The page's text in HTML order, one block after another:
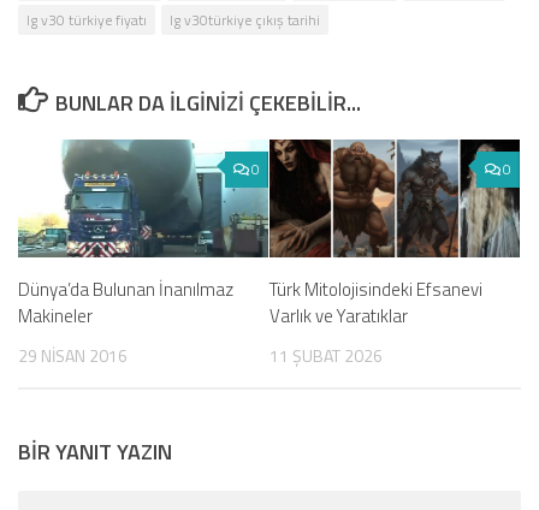
lg v30 türkiye fiyatı
lg v30türkiye çıkış tarihi
BUNLAR DA ILGINIZI ÇEKEBILIR...
0
Dünya’da Bulunan İnanılmaz
Makineler
29 NISAN 2016
0
Türk Mitolojisindeki Efsanevi
Varlık ve Yaratıklar
11 ŞUBAT 2026
BIR YANIT YAZIN